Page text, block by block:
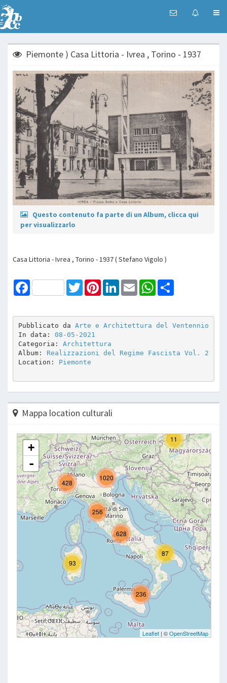
Piemonte ) Casa Littoria - Ivrea , Torino - 1937
Questo contenuto fa parte di un Album, clicca qui
per visualizzarlo
Casa Littoria - Ivrea , Torino - 1937 ( Stefano Vigolo )
Facebook TwitterPinterestLinkedInEmail WhatsApp
Pubblicato da Arte e Architettura del Ventennio
In data: 08-05-2021
Categoria: Architettura
Album: Realizzazioni del Regime Fascista Vol. 2
Location: Piemonte
Mappa location culturali